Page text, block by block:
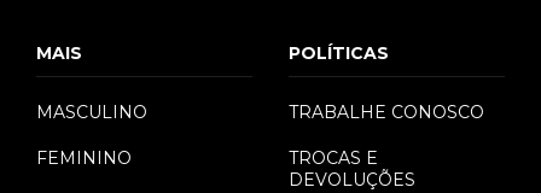
MAIS
MASCULINO
FEMININO
POLÍTICAS
TRABALHE CONOSCO
TROCAS E
DEVOLUÇÕES